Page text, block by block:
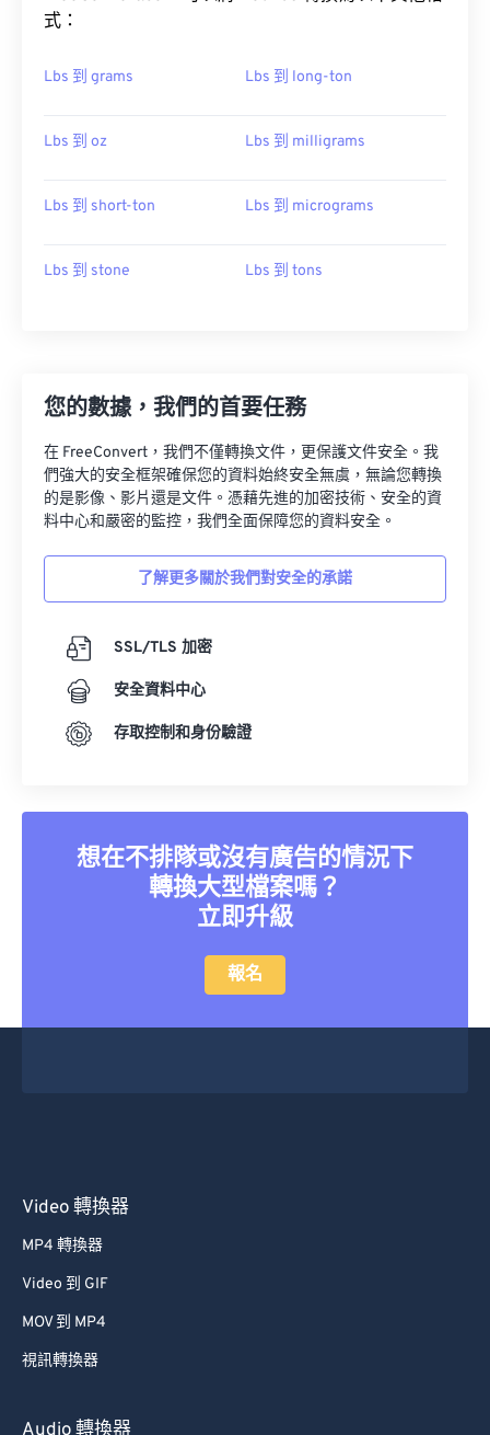
式：
Lbs 到 grams Lbs 到 long-ton
Lbs 到 oz Lbs 到 milligrams
Lbs 到 short-ton Lbs 到 micrograms
Lbs 到 stone Lbs 到 tons
您的數據，我們的首要任務
在 FreeConvert，我們不僅轉換文件，更保護文件安全。我
們強大的安全框架確保您的資料始終安全無虞，無論您轉換
的是影像、影片還是文件。憑藉先進的加密技術、安全的資
料中心和嚴密的監控，我們全面保障您的資料安全。
了解更多關於我們對安全的承諾
SSL/TLS 加密
安全資料中心
存取控制和身份驗證
想在不排隊或沒有廣告的情況下
轉換大型檔案嗎？
立即升級
報名
Video 轉換器
MP4 轉換器
Video 到 GIF
MOV 到 MP4
視訊轉換器